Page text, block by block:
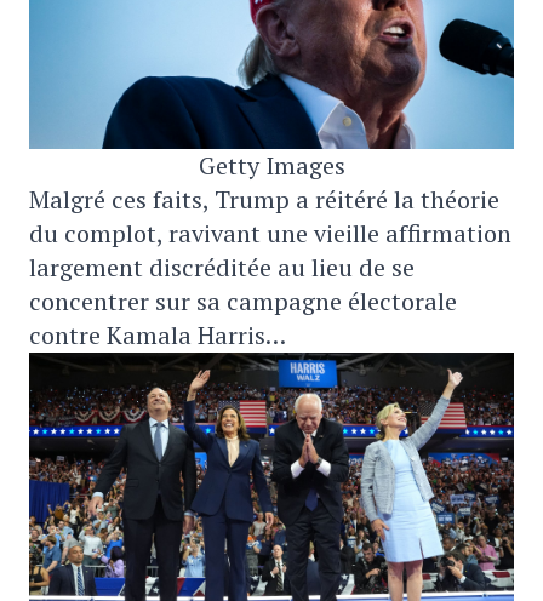
Getty Images
Malgré ces faits, Trump a réitéré la théorie
du complot, ravivant une vieille affirmation
largement discréditée au lieu de se
concentrer sur sa campagne électorale
contre Kamala Harris…